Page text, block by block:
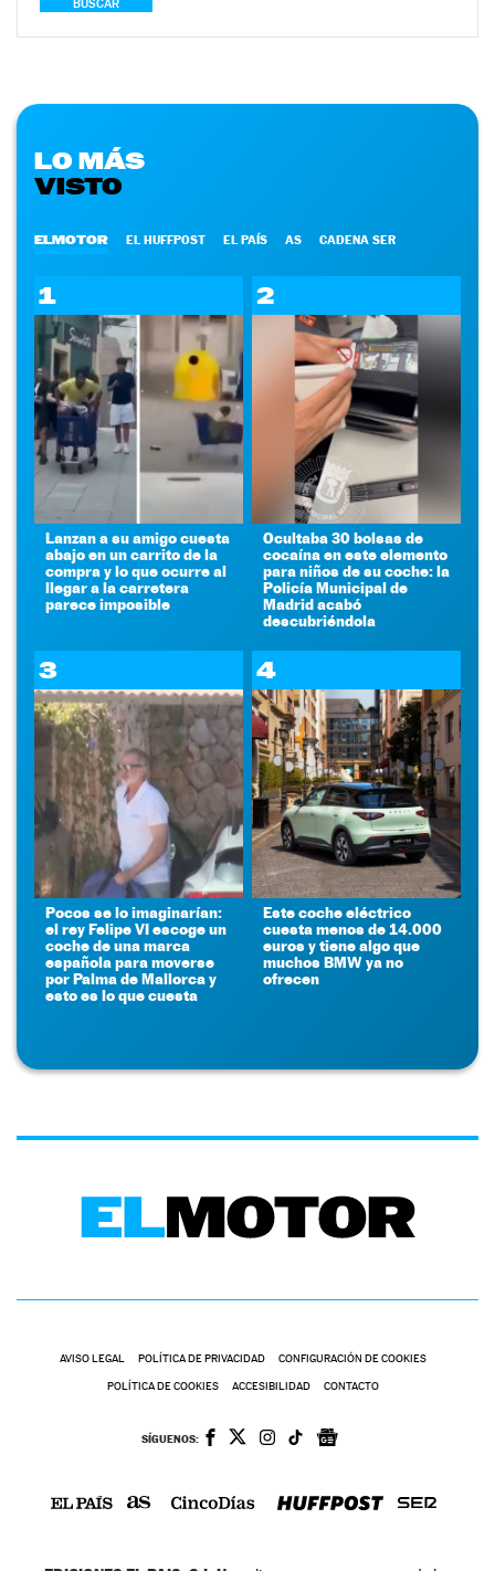
BUSCAR
LO MÁS
VISTO
ELMOTOR EL HUFFPOST EL PAÍS AS CADENA SER
1
Lanzan a su amigo cuesta
abajo en un carrito de la
compra y lo que ocurre al
llegar a la carretera
parece imposible
2
Ocultaba 30 bolsas de
cocaína en este elemento
para niños de su coche: la
Policía Municipal de
Madrid acabó
descubriéndola
3
Pocos se lo imaginarían:
el rey Felipe VI escoge un
coche de una marca
española para moverse
por Palma de Mallorca y
esto es lo que cuesta
4
Este coche eléctrico
cuesta menos de 14.000
euros y tiene algo que
muchos BMW ya no
ofrecen
AVISO LEGAL POLÍTICA DE PRIVACIDAD CONFIGURACIÓN DE COOKIES
POLÍTICA DE COOKIES ACCESIBILIDAD CONTACTO
SÍGUENOS: